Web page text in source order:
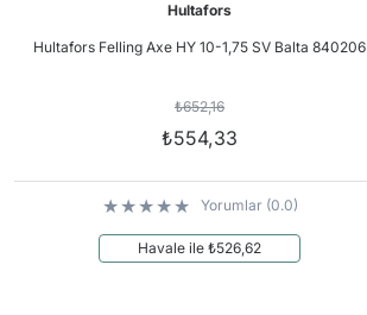
Hultafors
Hultafors Felling Axe HY 10-1,75 SV Balta 840206
₺652,16
₺554,33
Yorumlar (0.0)
Havale ile ₺526,62